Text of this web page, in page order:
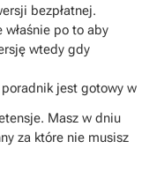
bezpłatnej.
po to aby
wtedy gdy
jest gotowy w
Masz w dniu
za które nie musisz